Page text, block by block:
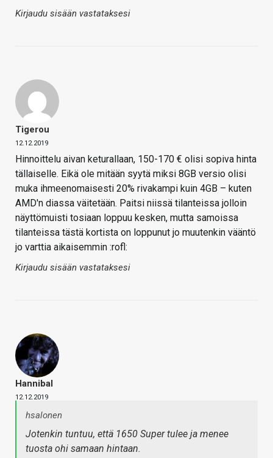
Kirjaudu sisään vastataksesi
Tigerou
12.12.2019
Hinnoittelu aivan keturallaan, 150-170 € olisi sopiva hinta
tällaiselle. Eikä ole mitään syytä miksi 8GB versio olisi
muka ihmeenomaisesti 20% rivakampi kuin 4GB – kuten
AMD'n diassa väitetään. Paitsi niissä tilanteissa jolloin
näyttömuisti tosiaan loppuu kesken, mutta samoissa
tilanteissa tästä kortista on loppunut jo muutenkin vääntö
jo varttia aikaisemmin :rofl:
Kirjaudu sisään vastataksesi
Hannibal
12.12.2019
hsalonen
Jotenkin tuntuu, että 1650 Super tulee ja menee
tuosta ohi samaan hintaan.